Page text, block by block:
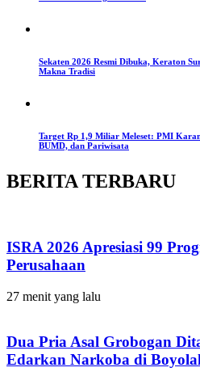
Sekaten 2026 Resmi Dibuka, Keraton
Makna Tradisi
Target Rp 1,9 Miliar Meleset: PMI
BUMD, dan Pariwisata
BERITA TERBARU
ISRA 2026 Apresiasi 99
Perusahaan
27 menit yang lalu
Dua Pria Asal Grobogan
Edarkan Narkoba di